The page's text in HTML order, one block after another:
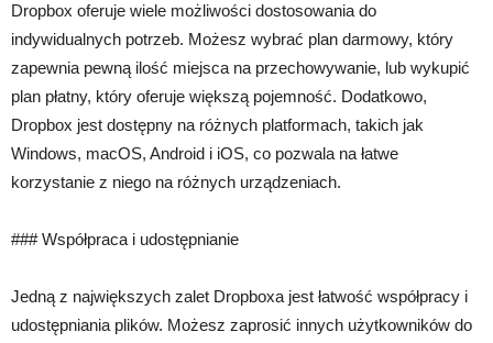
Dropbox oferuje wiele możliwości dostosowania do
indywidualnych potrzeb. Możesz wybrać plan darmowy, który
zapewnia pewną ilość miejsca na przechowywanie, lub wykupić
plan płatny, który oferuje większą pojemność. Dodatkowo,
Dropbox jest dostępny na różnych platformach, takich jak
Windows, macOS, Android i iOS, co pozwala na łatwe
korzystanie z niego na różnych urządzeniach.
### Współpraca i udostępnianie
Jedną z największych zalet Dropboxa jest łatwość współpracy i
udostępniania plików. Możesz zaprosić innych użytkowników do